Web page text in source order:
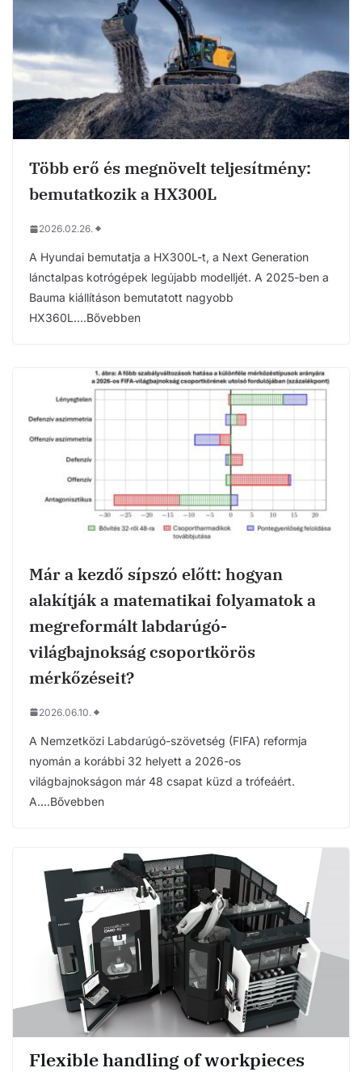
Több erő és megnövelt teljesítmény:
bemutatkozik a HX300L
2026.02.26.
A Hyundai bemutatja a HX300L-t, a Next Generation
lánctalpas kotrógépek legújabb modelljét. A 2025-ben a
Bauma kiállításon bemutatott nagyobb
HX360L….Bővebben
Már a kezdő sípszó előtt: hogyan
alakítják a matematikai folyamatok a
megreformált labdarúgó-
világbajnokság csoportkörös
mérkőzéseit?
2026.06.10.
A Nemzetközi Labdarúgó-szövetség (FIFA) reformja
nyomán a korábbi 32 helyett a 2026-os
világbajnokságon már 48 csapat küzd a trófeáért.
A….Bővebben
Flexible handling of workpieces